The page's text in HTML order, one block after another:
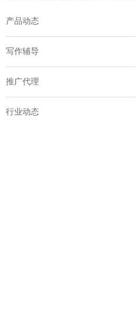
产品动态
写作辅导
推广代理
行业动态